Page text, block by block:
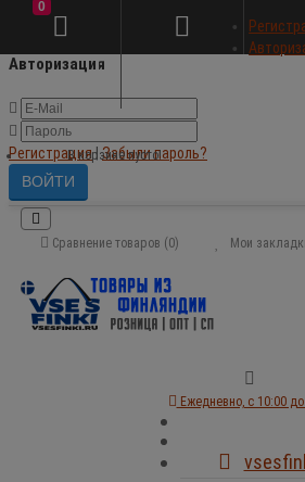
Авторизация
Регистрация|Забыли пароль?
Мои
Сравнение товаров (0)
Ежедневно, с 10:00
0
В корзине пусто!